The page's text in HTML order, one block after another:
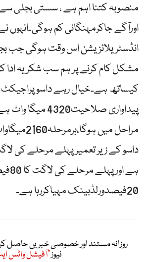
منصوبہ کتنا اہم ہے ، سستی بجلی سے
اورآگے جاکرمہنگائی کم ہوگی۔انہوں
انڈسٹریلائزیشن اس وقت ہوگی جب
مشکل کام کرنے پر ہم سب شکریہ ادا
کیساتھ ہے۔خیال رہے
مراحل میں
ہے
20فیصدورلڈبینک مہیاکررہا ہے۔
روزانہ مستند اور خصوصی خبریں حاصل
نیوز"آفیشل واٹس